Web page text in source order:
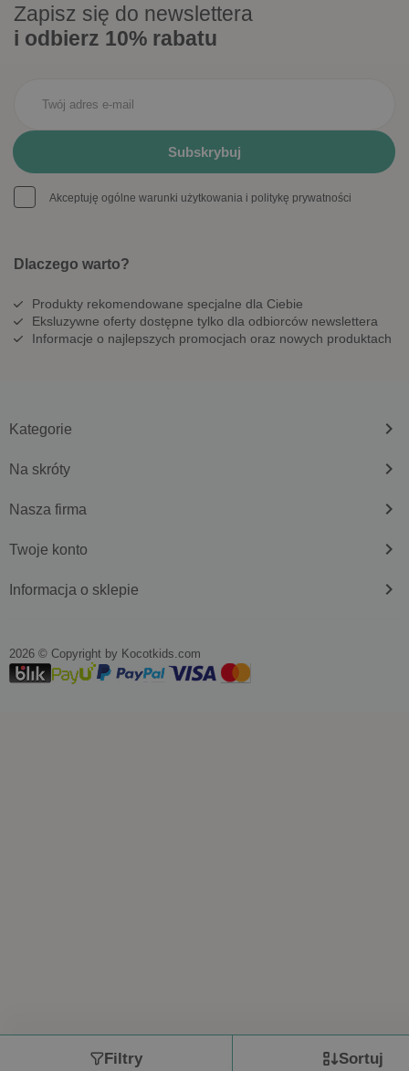
Zapisz się do newslettera
i odbierz 10% rabatu
Akceptuję ogólne warunki użytkowania i politykę prywatności
Dlaczego warto?
Produkty rekomendowane specjalne dla Ciebie
Eksluzywne oferty dostępne tylko dla odbiorców newslettera
Informacje o najlepszych promocjach oraz nowych produktach
Kategorie keyboard_arrow_right
Na skróty keyboard_arrow_right
Nasza firma keyboard_arrow_right
Twoje konto keyboard_arrow_right
Informacja o sklepie keyboard_arrow_right
2026 © Copyright by kocotkids.com
Filtry Sortuj